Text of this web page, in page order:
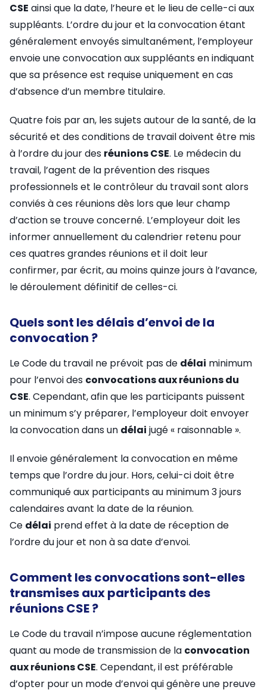
CSE ainsi que la date, l’heure et le lieu de celle-ci aux
suppléants. L’ordre du jour et la convocation étant
généralement envoyés simultanément, l’employeur
envoie une convocation aux suppléants en indiquant
que sa présence est requise uniquement en cas
d’absence d’un membre titulaire.
Quatre fois par an, les sujets autour de la santé, de la
sécurité et des conditions de travail doivent être mis
à l’ordre du jour des réunions CSE. Le médecin du
travail, l’agent de la prévention des risques
professionnels et le contrôleur du travail sont alors
conviés à ces réunions dès lors que leur champ
d’action se trouve concerné. L’employeur doit les
informer annuellement du calendrier retenu pour
ces quatres grandes réunions et il doit leur
confirmer, par écrit, au moins quinze jours à l’avance,
le déroulement définitif de celles-ci.
Quels sont les délais d’envoi de la
convocation ?
Le Code du travail ne prévoit pas de délai minimum
pour l’envoi des convocations aux réunions du
CSE. Cependant, afin que les participants puissent
un minimum s’y préparer, l’employeur doit envoyer
la convocation dans un délai jugé « raisonnable ».
Il envoie généralement la convocation en même
temps que l’ordre du jour. Hors, celui-ci doit être
communiqué aux participants au minimum 3 jours
calendaires avant la date de la réunion.
Ce délai prend effet à la date de réception de
l’ordre du jour et non à sa date d’envoi.
Comment les convocations sont-elles
transmises aux participants des
réunions CSE ?
Le Code du travail n’impose aucune réglementation
quant au mode de transmission de la convocation
aux réunions CSE. Cependant, il est préférable
d’opter pour un mode d’envoi qui génère une preuve